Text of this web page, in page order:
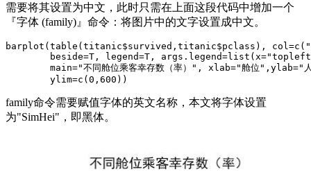
需要将其设置为中文，此时只需在上面这段代码中增加一个
『字体 (family)』命令：将图片中的文字设置成中文。
barplot(table(titanic$survived,titanic$pclass),
beside=T, legend=T,
main="不同舱位乘客幸存数（率）", xlab="舱位
        ylim=c(0,600))
family命令需要赋值字体的英文名称，本文将字体设置
为"SimHei"，即黑体。